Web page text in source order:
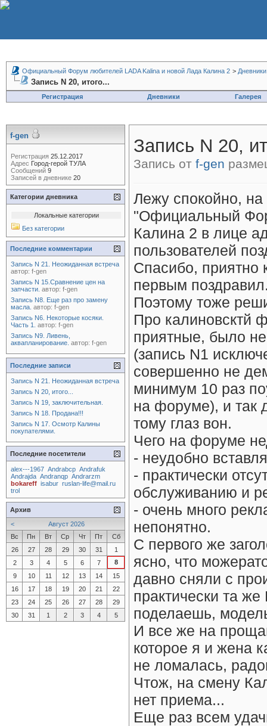
Официальный Форум любителей LADA Kalina и новой Лада Калина 2 > Дневники
Запись N 20, итого...
Регистрация Дневники Галерея
Запись N 20,
Запись от f-gen
Лежу спокойно,
"Официальный
Калина 2 в лице
пользователей
Спасибо, приятно
первым
Поэтому тоже
Про калиновсктй
приятные, было
(запись N1
совершенно не
минимум 10 раз
на форуме), и так
тому глаз вон.
Чего на форуме
- неудобно
- практически
обслуживанию и
- очень много
непонятно.
С первого же
ясно, что
давно сняли с
практически та
поделаешь,
И все же на
которое я и жена
не ломалась,
Чтож, на смену
нет приема...
Еще раз всем
f-gen
Регистрация 25.12.2017
Адрес Город-герой ТУЛА
Сообщений 9
Записей в дневнике 20
Категории дневника
Локальные категории
Без категории
Последние комментарии
Запись N 21. Неожиданная встреча
автор: f-gen
Запись N 15.Сравнение цен на
запчасти. автор: f-gen
Запись N8. Еще раз про замену
масла. автор: f-gen
Запись N6. Некоторые косяки.
Часть 1.
автор: f-gen
Запись N9. Ливень,
аквапланирование. автор: f-gen
Последние записи
Запись N 21. Неожиданная встреча
Запись N 20, итого...
Запись N 19, заключительная.
Запись N 18. Продана!!!
Запись N 17. Осмотр Калины
покупателями.
Последние посетители
alex---1967 Andrabcp Andrafuk
Andrajda Andranqp Andrarzm
bokareff isabur ruslan-life@mail.ru
trol
Архив
<
Август 2026
Вс
Пн Вт Ср Чт Пт
Сб
26
27 28 29 30 31
1
2
3 4 5 6 7
8
9
10 11 12 13 14
15
16
17 18 19 20 21
22
23
24 25 26 27 28
29
30
31 1 2 3 4 5